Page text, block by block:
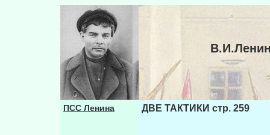
ПСС Ленина ДВЕ ТАКТИКИ стр. 259